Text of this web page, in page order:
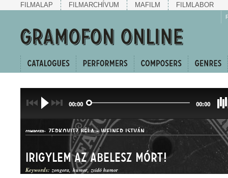
FILMALAP FILMARCHÍVUM MAFILM FILMLABOR
00:00 00:00
COMPOSER: ZERKOVITZ BÉLA-WEINER ISTVÁN
Irigylem az Abelesz Mórt!
Keywords: zongora humor zsidó humor